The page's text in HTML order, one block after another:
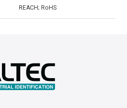
REACH; RoHS